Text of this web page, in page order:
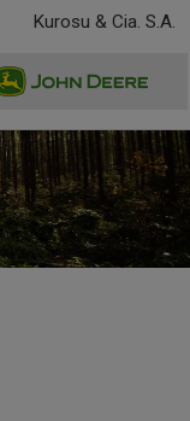
Kurosu & Cia. S.A.